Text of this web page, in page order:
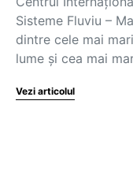
Sisteme Fluviu –
dintre cele mai
lume și cea mai
Vezi articolul